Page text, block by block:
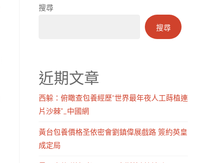
搜尋
搜尋
近期文章
西躲：俯瞰查包養經歷“世界最年夜人工蒔植連
片沙棘”_中國網
黃台包養價格圣依密會劉鎮偉展戲路 簽約英皇
成定局